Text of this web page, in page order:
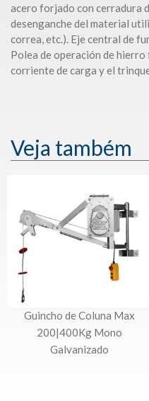
acero forjado con cerradura
desenganche del material
correa, etc.). Eje central de
Polea de operación de
corriente de carga y el
Veja também
Guincho de Coluna Max
200|400Kg Mono
Galvanizado